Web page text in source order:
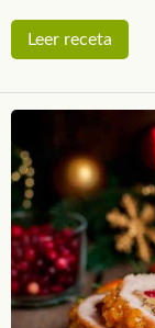
Leer receta